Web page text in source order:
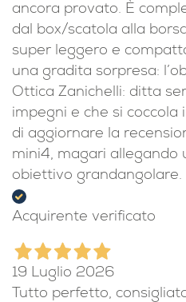
ancora provato. È
dal box/scatola alla
super leggero e
una gradita sorpresa:
Ottica Zanichelli: ditta
impegni e che si coccola
di aggiornare la
mini4, magari allegando
obiettivo grandangolare.
Acquirente verificato
19 Luglio 2026
Tutto perfetto,